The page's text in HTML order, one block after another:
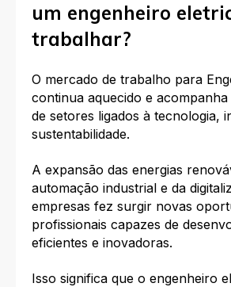
um engenheiro
trabalhar?
O mercado de trabalho para
continua aquecido e
de setores ligados à tecnologia,
sustentabilidade.
A expansão das energias
automação industrial e da
empresas fez surgir novas
profissionais capazes de
eficientes e inovadoras.
Isso significa que o engenheiro